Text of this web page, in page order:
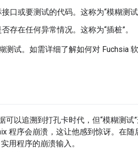
口或要测试的代码。这称为“模糊测试
存在任何异常情况。这称为“插桩”。
测试。如需详细了解如何对 Fuchsia
可以追溯到打孔卡时代，但“模糊测
程序会崩溃，这让他感到惊讶。 在随
用程序的崩溃输入。